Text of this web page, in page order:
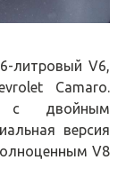
литровый V6,
Camaro.
с двойным
версия
V8